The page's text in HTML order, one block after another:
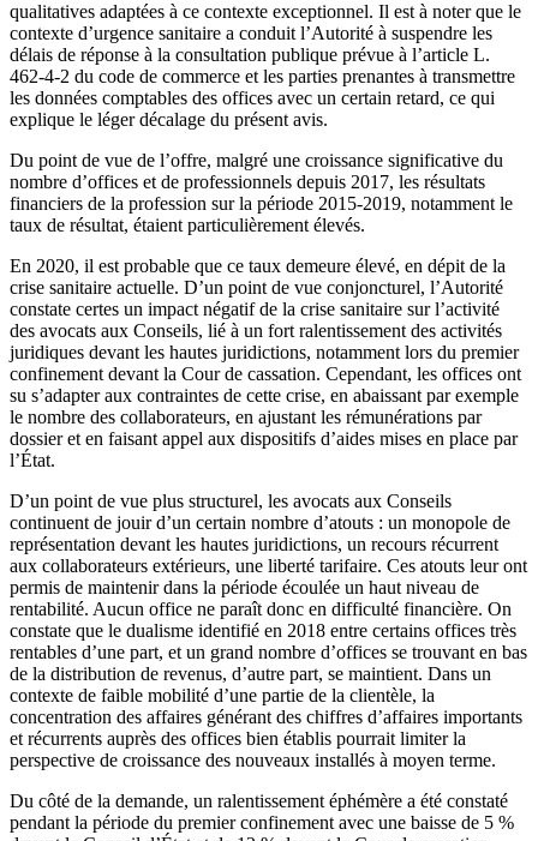
qualitatives adaptées à ce contexte exceptionnel. Il est à noter que le
contexte d’urgence sanitaire a conduit l’Autorité à suspendre les
délais de réponse à la consultation publique prévue à l’article L.
462-4-2 du code de commerce et les parties prenantes à transmettre
les données comptables des offices avec un certain retard, ce qui
explique le léger décalage du présent avis.
Du point de vue de l’offre, malgré une croissance significative du
nombre d’offices et de professionnels depuis 2017, les résultats
financiers de la profession sur la période 2015-2019, notamment le
taux de résultat, étaient particulièrement élevés.
En 2020, il est probable que ce taux demeure élevé, en dépit de la
crise sanitaire actuelle. D’un point de vue conjoncturel, l’Autorité
constate certes un impact négatif de la crise sanitaire sur l’activité
des avocats aux Conseils, lié à un fort ralentissement des activités
juridiques devant les hautes juridictions, notamment lors du premier
confinement devant la Cour de cassation. Cependant, les offices ont
su s’adapter aux contraintes de cette crise, en abaissant par exemple
le nombre des collaborateurs, en ajustant les rémunérations par
dossier et en faisant appel aux dispositifs d’aides mises en place par
l’État.
D’un point de vue plus structurel, les avocats aux Conseils
continuent de jouir d’un certain nombre d’atouts : un monopole de
représentation devant les hautes juridictions, un recours récurrent
aux collaborateurs extérieurs, une liberté tarifaire. Ces atouts leur ont
permis de maintenir dans la période écoulée un haut niveau de
rentabilité. Aucun office ne paraît donc en difficulté financière. On
constate que le dualisme identifié en 2018 entre certains offices très
rentables d’une part, et un grand nombre d’offices se trouvant en bas
de la distribution de revenus, d’autre part, se maintient. Dans un
contexte de faible mobilité d’une partie de la clientèle, la
concentration des affaires générant des chiffres d’affaires importants
et récurrents auprès des offices bien établis pourrait limiter la
perspective de croissance des nouveaux installés à moyen terme.
Du côté de la demande, un ralentissement éphémère a été constaté
pendant la période du premier confinement avec une baisse de 5 %